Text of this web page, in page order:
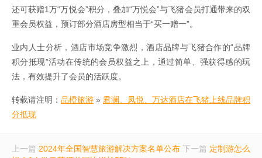
还可获赠1万“万悦会”积分，叠加“万悦会”与飞猪会员打通带来的双
重会员权益，预订部分酒店房型相当于“买一赠一”。
业内人士分析，酒店市场竞争激烈，酒店品牌与飞猪合作的“品牌
积分抵现”活动在传统的会员权益之上，通过简单、强获得感的玩
法，有效提升了会员的活跃度。
转载请注明： 品橙旅游 » 君澜、凤悦、万达酒店在飞猪上线品牌积
分抵现
上一篇 2024年全国智慧旅游解决方案名单公布 下一篇 定制游怎么